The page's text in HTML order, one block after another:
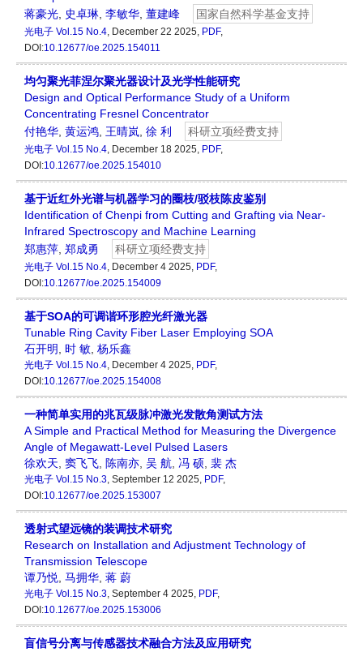
蒋豪光
史卓琳 李敏华 董建峰 国家自然科学基金支持
光电子 Vol.15 No.4, December 22 2025, PDF,
DOI:10.12677/oe.2025.154011
均匀聚光菲涅尔聚光器设计及光学性能研究
Design and Optical Performance Study of a Uniform
Concentrating Fresnel Concentrator
付艳华 黄运鸿 王晴岚 徐 利 科研立项经费支持
光电子 Vol.15 No.4, December 18 2025, PDF,
DOI:10.12677/oe.2025.154010
基于近红外光谱与机器学习的圈枝/驳枝陈皮鉴别
Identification of Chenpi from Cutting and Grafting via Near-
Infrared Spectroscopy and Machine Learning
郑惠萍 郑成勇 科研立项经费支持
光电子 Vol.15 No.4, December 4 2025, PDF,
DOI:10.12677/oe.2025.154009
基于SOA的可调谐环形腔光纤激光器
Tunable Ring Cavity Fiber Laser Employing SOA
石开明
时 敏 杨乐鑫
光电子 Vol.15 No.4, December 4 2025, PDF,
DOI:10.12677/oe.2025.154008
一种简单实用的兆瓦级脉冲激光发散角测试方法
A Simple and Practical Method for Measuring the Divergence
Angle of Megawatt-Level Pulsed Lasers
徐欢天 窦飞飞 陈南亦 吴 航 冯 硕 裴 杰
光电子 Vol.15 No.3, September 12 2025, PDF,
DOI:10.12677/oe.2025.153007
透射式望远镜的装调技术研究
Research on Installation and Adjustment Technology of
Transmission Telescope
谭乃悦 马拥华 蒋 蔚
光电子 Vol.15 No.3, September 4 2025, PDF,
DOI:10.12677/oe.2025.153006
盲信号分离与传感器技术融合方法及应用研究